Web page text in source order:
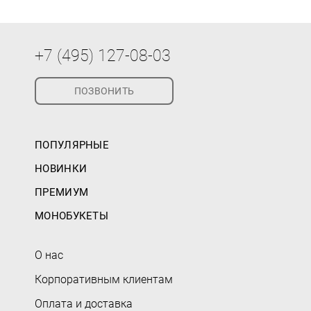
+7 (495) 127-08-03
ПОЗВОНИТЬ
ПОПУЛЯРНЫЕ
НОВИНКИ
ПРЕМИУМ
МОНОБУКЕТЫ
О нас
Корпоративным клиентам
Оплата и доставка